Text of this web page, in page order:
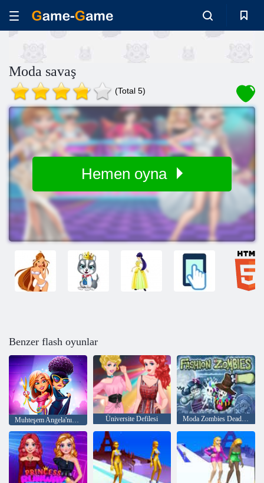
Moda savaş
(Total 5)
Hemen oyna
Benzer flash oyunlar
Muhteşem Angela'nın Moda Ateşi Üniversite Defilesi Moda Zombies Dead The Dash